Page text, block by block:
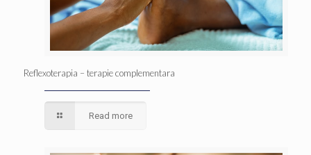
Reflexoterapia – terapie complementara
Read more